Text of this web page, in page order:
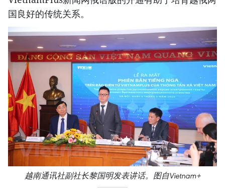
国良好的传统关系。
越南通讯社副社长黎国明发表讲话。图自Vietnam+